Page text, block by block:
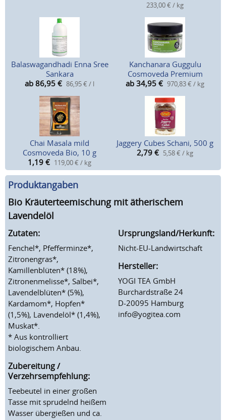
233,00 € / kg
Balaswagandhadi Enna Sree
Sankara
ab 86,95 € 86,95 € / l
Kanchanara Guggulu
Cosmoveda Premium
ab 34,95 € 970,83 € / kg
Chai Masala mild
Cosmoveda Bio, 10 g
1,19 € 119,00 € / kg
Jaggery Cubes Schani, 500 g
2,79 € 5,58 € / kg
Produktangaben
Bio Kräuterteemischung mit ätherischem
Lavendelöl
Zutaten:
Fenchel*, Pfefferminze*,
Zitronengras*,
Kamillenblüten* (18%),
Zitronenmelisse*, Salbei*,
Lavendelblüten* (5%),
Kardamom*, Hopfen*
(1,5%), Lavendelöl* (1,4%),
Muskat*.
* Aus kontrolliert
biologischem Anbau.
Zubereitung /
Verzehrsempfehlung:
Teebeutel in einer großen
Tasse mit sprudelnd heißem
Wasser übergießen und ca.
Ursprungsland/Herkunft:
Nicht-EU-Landwirtschaft
Hersteller:
YOGI TEA GmbH
Burchardstraße 24
D-20095 Hamburg
info@yogitea.com